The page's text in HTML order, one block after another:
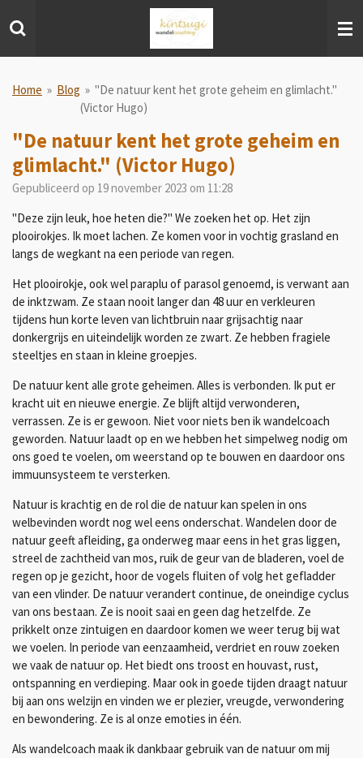
direct
hoofdinhoud
Home » Blog » "De natuur kent het grote geheim en glimlacht."
(Victor Hugo)
"De natuur kent het grote geheim en
glimlacht." (Victor Hugo)
Gepubliceerd op 19 november 2023 om 11:28
"Deze zijn leuk, hoe heten die?" We zoeken het op. Het zijn
plooirokjes. Ik moet lachen. Ze komen voor in vochtig grasland en
langs de wegkant na een periode van regen.
Het plooirokje, ook wel paraplu of parasol genoemd, is verwant aan
de inktzwam. Ze staan nooit langer dan 48 uur en verkleuren
tijdens hun korte leven van lichtbruin naar grijsachtig naar
donkergrijs en uiteindelijk worden ze zwart. Ze hebben fragiele
steeltjes en staan in kleine groepjes.
De natuur kent alle grote geheimen. Alles is verbonden. Ik put er
kracht uit en nieuwe energie. Ze blijft altijd verwonderen,
verrassen. Ze is er gewoon. Niet voor niets ben ik wandelcoach
geworden. Natuur laadt op en we hebben het simpelweg nodig om
ons goed te voelen, om weerstand op te bouwen en daardoor ons
immuunsysteem te versterken.
Natuur is krachtig en de rol die de natuur kan spelen in ons
welbevinden wordt nog wel eens onderschat. Wandelen door de
natuur geeft afleiding, ga onderweg maar eens in het gras liggen,
streel de zachtheid van mos, ruik de geur van de bladeren, voel de
regen op je gezicht, hoor de vogels fluiten of volg het gefladder
van een vlinder. De natuur verandert continue, de oneindige cyclus
van ons bestaan. Ze is nooit saai en geen dag hetzelfde. Ze
prikkelt onze zintuigen en daardoor komen we weer terug bij wat
we voelen. In periode van eenzaamheid, verdriet en rouw zoeken
we vaak de natuur op. Het biedt ons troost en houvast, rust,
ontspanning en verdieping. Maar ook in goede tijden draagt natuur
bij aan ons welzijn en vinden we er plezier, vreugde, verwondering
en bewondering. Ze is al onze emoties in één.
Als wandelcoach maak ik dankbaar gebruik van de natuur om mij